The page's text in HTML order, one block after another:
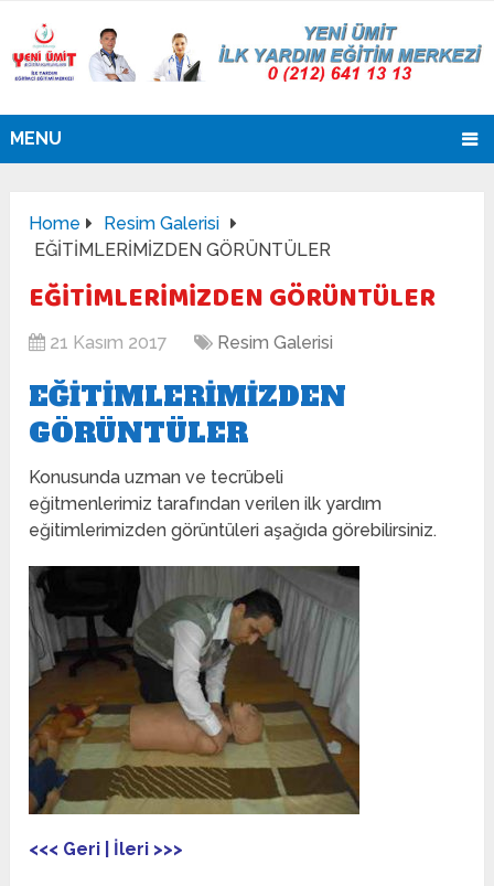
MENU
Home
Resim Galerisi
EĞİTİMLERİMİZDEN GÖRÜNTÜLER
EĞİTİMLERİMİZDEN GÖRÜNTÜLER
21 Kasım 2017 Resim Galerisi
EĞITIMLERIMIZDEN
GÖRÜNTÜLER
Konusunda uzman ve tecrübeli
eğitmenlerimiz tarafından verilen ilk yardım
eğitimlerimizden görüntüleri aşağıda görebilirsiniz.
<<< Geri İleri >>>